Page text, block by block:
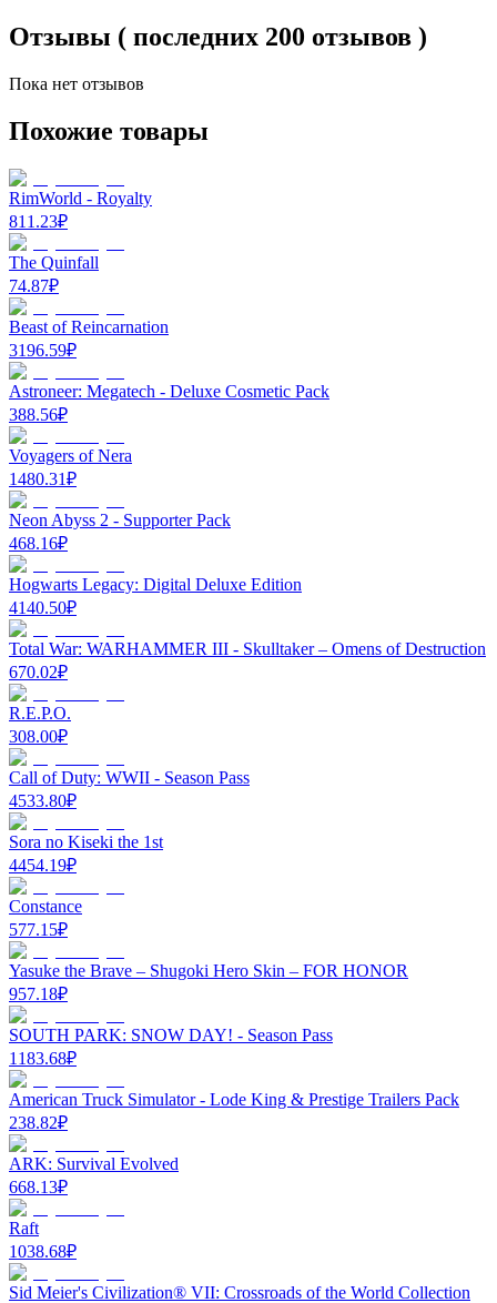
Отзывы ( последних 200 отзывов )
Пока нет отзывов
Похожие товары
RimWorld - Royalty
811.23₽
The Quinfall
74.87₽
Beast of Reincarnation
3196.59₽
Astroneer: Megatech - Deluxe Cosmetic Pack
388.56₽
Voyagers of Nera
1480.31₽
Neon Abyss 2 - Supporter Pack
468.16₽
Hogwarts Legacy: Digital Deluxe Edition
4140.50₽
Total War: WARHAMMER III - Skulltaker – Omens of Destruction
670.02₽
R.E.P.O.
308.00₽
Call of Duty: WWII - Season Pass
4533.80₽
Sora no Kiseki the 1st
4454.19₽
Constance
577.15₽
Yasuke the Brave – Shugoki Hero Skin – FOR HONOR
957.18₽
SOUTH PARK: SNOW DAY! - Season Pass
1183.68₽
American Truck Simulator - Lode King & Prestige Trailers Pack
238.82₽
ARK: Survival Evolved
668.13₽
Raft
1038.68₽
Sid Meier's Civilization® VII: Crossroads of the World Collection